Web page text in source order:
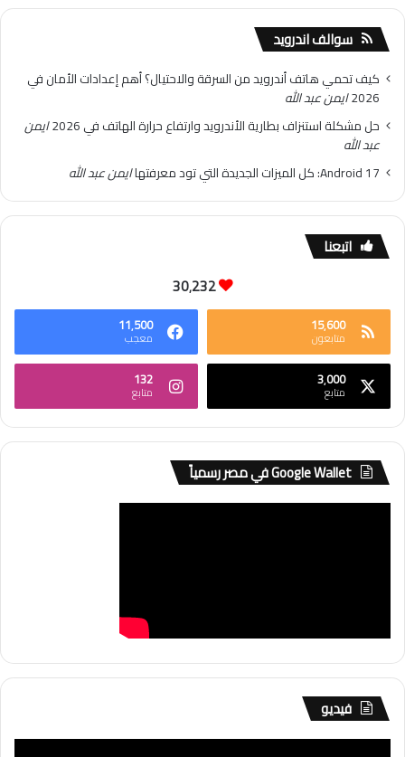
سوالف اندرويد
كيف تحمي هاتف أندرويد من السرقة والاحتيال؟ أهم إعدادات الأمان في
2026ايمن عبد الله
حل مشكلة استنزاف بطارية الأندرويد وارتفاع حرارة الهاتف في 2026
ايمن
عبد الله
Android 17: كل الميزات الجديدة التي تود معرفتها
ايمن عبد الله
اتبعنا
30٬232
15٬600
متابعون
11٬500
معجب
3٬000
متابع
132
متابع
Google Wallet في مصر رسمياً
فيديو